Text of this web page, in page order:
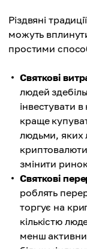
Різдвяні
можуть
простими
Святкові
людей
інвестувати
краще
людьми, яких
змінити
Святкові
роблять
торгує на
кількістю
менш